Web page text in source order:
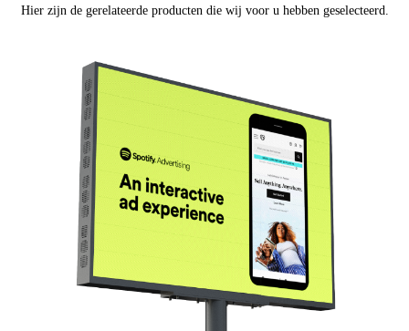
Hier zijn de gerelateerde producten die wij voor u hebben geselecteerd.